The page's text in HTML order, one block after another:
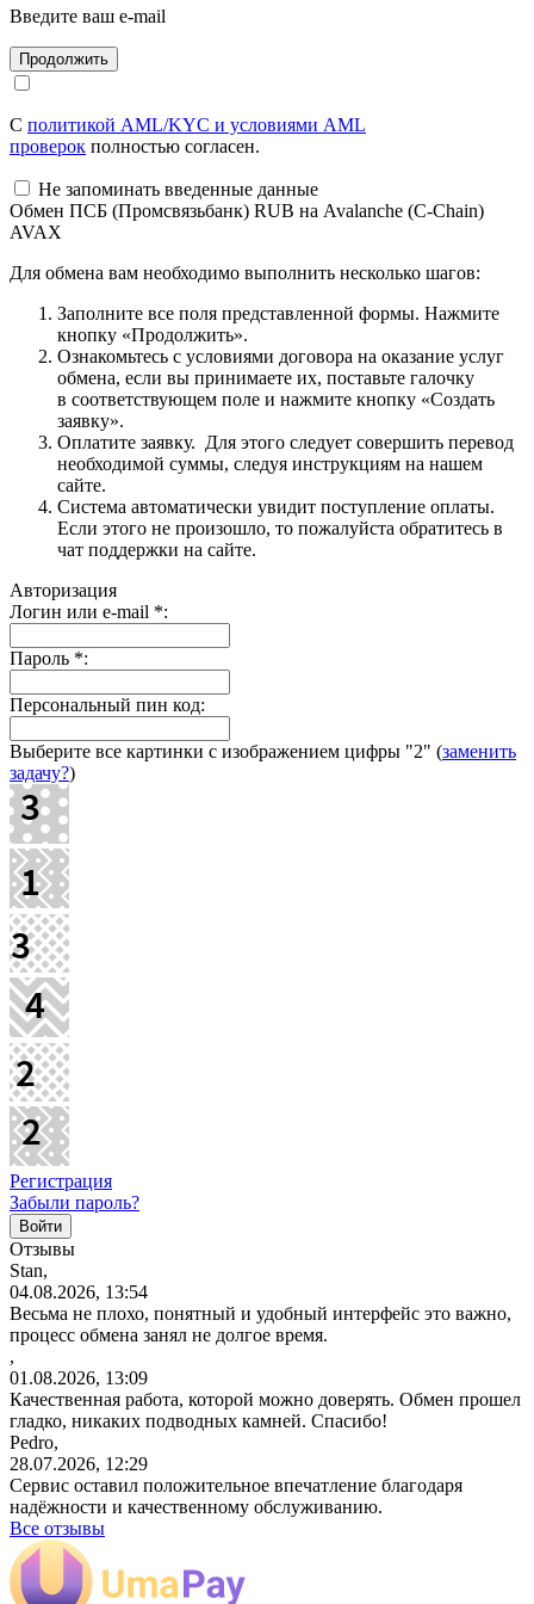
Введите ваш e-mail
С политикой AML/KYC и условиями AML
проверок полностью согласен.
Не запоминать введенные данные
Обмен ПСБ (Промсвязьбанк) RUB на Avalanche (C-Chain)
AVAX
Для обмена вам необходимо выполнить несколько шагов:
Заполните все поля представленной формы. Нажмите
кнопку «Продолжить».
Ознакомьтесь с условиями договора на оказание услуг
обмена, если вы принимаете их, поставьте галочку
в соответствующем поле и нажмите кнопку «Создать
заявку».
Оплатите заявку. Для этого следует совершить перевод
необходимой суммы, следуя инструкциям на нашем
сайте.
Система автоматически увидит поступление оплаты.
Если этого не произошло, то пожалуйста обратитесь в
чат поддержки на сайте.
Авторизация
Логин или e-mail *:
Пароль *:
Персональный пин код:
Выберите все картинки с изображением цифры "2" (заменить
задачу?)
Регистрация
Забыли пароль?
Отзывы
Stan,
04.08.2026, 13:54
Весьма не плохо, понятный и удобный интерфейс это важно,
процесс обмена занял не долгое время.
,
01.08.2026, 13:09
Качественная работа, которой можно доверять. Обмен прошел
гладко, никаких подводных камней. Спасибо!
Pedro,
28.07.2026, 12:29
Сервис оставил положительное впечатление благодаря
надёжности и качественному обслуживанию.
Все отзывы